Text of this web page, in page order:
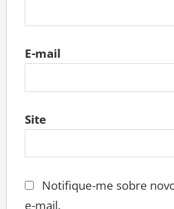
E-mail
Site
Notifique-me sobre